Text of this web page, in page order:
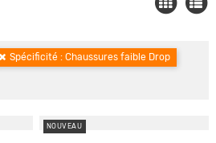
Spécificité : Chaussures faible Drop
NOUVEAU